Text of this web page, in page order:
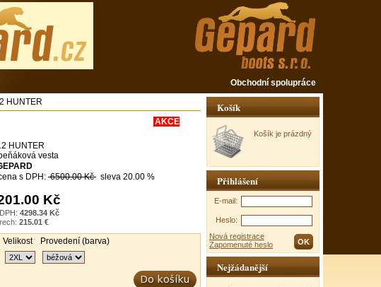
Obchodní spolupráce
Košík
Košík je prázdný
Přihlášení
E-mail:
Heslo:
Nová registrace
Zapomenuté heslo
Nejžádanější
HUNTER
AKCE
HUNTER
vesta
s DPH: 6500.00 Kč sleva 20.00 %
Kč
4298.34 Kč
215.01 €
Velikost Provedení (barva)